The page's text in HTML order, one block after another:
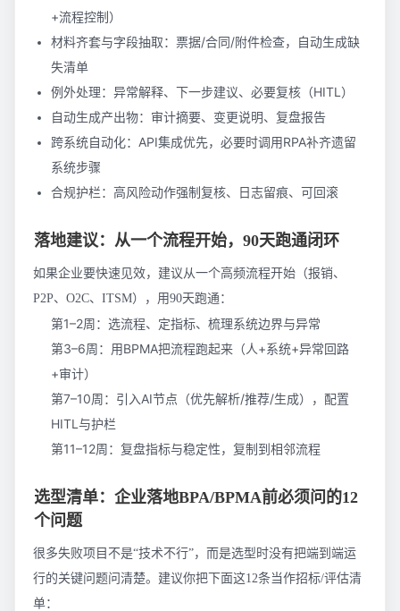
+流程控制）
材料齐套与字段抽取：票据/合同/附件检查，自动生成缺
失清单
例外处理：异常解释、下一步建议、必要复核（HITL）
自动生成产出物：审计摘要、变更说明、复盘报告
跨系统自动化：API集成优先，必要时调用RPA补齐遗留
系统步骤
合规护栏：高风险动作强制复核、日志留痕、可回滚
落地建议：从一个流程开始，90天跑通闭环
如果企业要快速见效，建议从一个高频流程开始（报销、
P2P、O2C、ITSM），用90天跑通：
第1–2周：选流程、定指标、梳理系统边界与异常
第3–6周：用BPMA把流程跑起来（人+系统+异常回路
+审计）
第7–10周：引入AI节点（优先解析/推荐/生成），配置
HITL与护栏
第11–12周：复盘指标与稳定性，复制到相邻流程
选型清单：企业落地BPA/BPMA前必须问的12
个问题
很多失败项目不是“技术不行”，而是选型时没有把端到端运
行的关键问题问清楚。建议你把下面这12条当作招标/评估清
单：